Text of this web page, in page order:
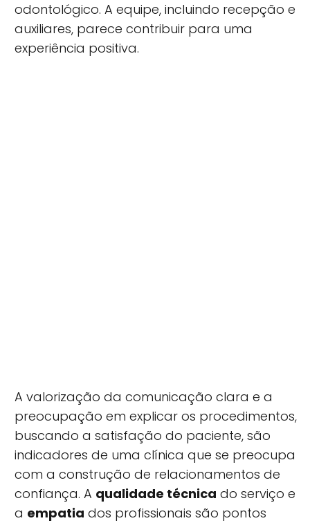
odontológico. A equipe, incluindo recepção e
auxiliares, parece contribuir para uma
experiência positiva.
A valorização da comunicação clara e a
preocupação em explicar os procedimentos,
buscando a satisfação do paciente, são
indicadores de uma clínica que se preocupa
com a construção de relacionamentos de
confiança. A qualidade técnica do serviço e
a empatia dos profissionais são pontos